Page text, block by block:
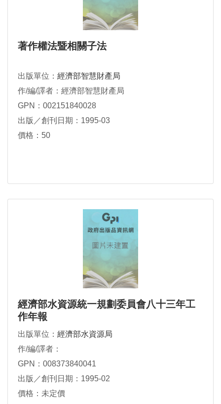
著作權法暨相關子法
出版單位： 經濟部智慧財產局
作/編/譯者：經濟部智慧財產局
GPN：002151840028
出版／創刊日期：1995-03
價格：50
經濟部水資源統一規劃委員會八十三年工
作年報
出版單位： 經濟部水資源局
作/編/譯者：
GPN：008373840041
出版／創刊日期：1995-02
價格：未定價